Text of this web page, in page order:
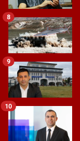
8
9
10